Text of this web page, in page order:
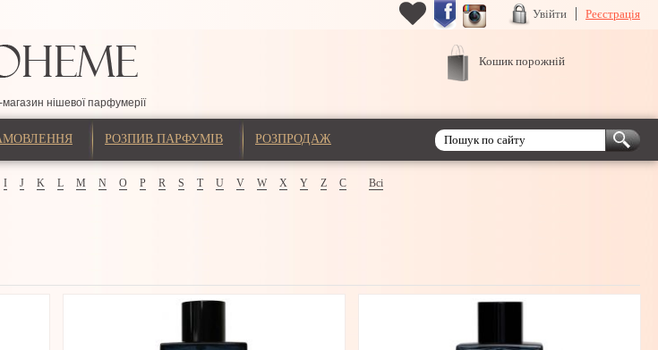
Увійти Реєстрація
магазин нішевої парфумерії
Кошик порожній
РОЗПИВ ПАРФУМІВ РОЗПРОДАЖ
I J K L M N O P R S T U V W X Y Z С Всі